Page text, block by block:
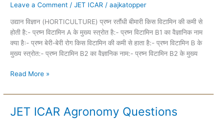
Leave a Comment /JET ICAR /aajkatopper
उद्यान विज्ञान (HORTICULTURE) प्रष्न रतौंधी बीमारी किस विटामिन की कमी से
होती है:- प्रष्न विटामिन A के मुख्य स्त्रोत है:- प्रष्न विटामिन B1 का वैज्ञानिक नाम
क्या हैः- प्रष्न बेरी-बेरी रोग किस विटामिन की कमी से हाता है:- प्रष्न विटामिन B के
मुख्य स्त्रोत:- प्रष्न विटामिन B2 का वैज्ञानिक नाम:- प्रष्न विटामिन B2 के मुख्य
Questions
1
Read More »
JET ICAR Agronomy Questions
JET